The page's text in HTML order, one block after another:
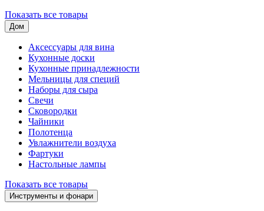
Показать все товары
Дом
Аксессуары для вина
Кухонные доски
Кухонные принадлежности
Мельницы для специй
Наборы для сыра
Свечи
Сковородки
Чайники
Полотенца
Увлажнители воздуха
Фартуки
Настольные лампы
Показать все товары
Инструменты и фонари